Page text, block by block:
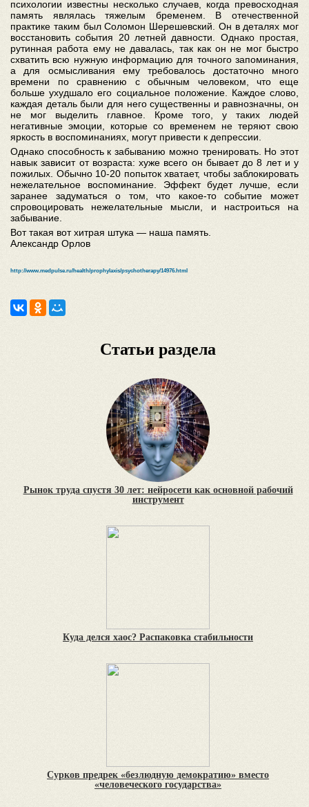
психологии известны несколько случаев, когда превосходная
память являлась тяжелым бременем. В отечественной
практике таким был Соломон Шерешевский. Он в деталях мог
восстановить события 20 летней давности. Однако простая,
рутинная работа ему не давалась, так как он не мог быстро
схватить всю нужную информацию для точного запоминания,
а для осмысливания ему требовалось достаточно много
времени по сравнению с обычным человеком, что еще
больше ухудшало его социальное положение. Каждое слово,
каждая деталь были для него существенны и равнозначны, он
не мог выделить главное. Кроме того, у таких людей
негативные эмоции, которые со временем не теряют свою
яркость в воспоминаниях, могут привести к депрессии.
Однако способность к забыванию можно тренировать. Но этот
навык зависит от возраста: хуже всего он бывает до 8 лет и у
пожилых. Обычно 10-20 попыток хватает, чтобы заблокировать
нежелательное воспоминание. Эффект будет лучше, если
заранее задуматься о том, что какое-то событие может
спровоцировать нежелательные мысли, и настроиться на
забывание.
Вот такая вот хитрая штука — наша память.
Александр Орлов
http://www.medpulse.ru/health/prophylaxis/psychotherapy/14976.html
Статьи раздела
Рынок труда спустя 30 лет: нейросети как основной рабочий
инструмент
Куда делся хаос? Распаковка стабильности
Сурков предрек «безлюдную демократию» вместо
«человеческого государства»